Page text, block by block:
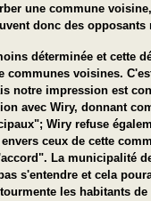
une commune
donc des opposants
déterminée et cette
communes voisines.
notre impression est
avec Wiry, donnant
Wiry refuse
ceux de cette
La municipalité
s'entendre et cela
les habitants